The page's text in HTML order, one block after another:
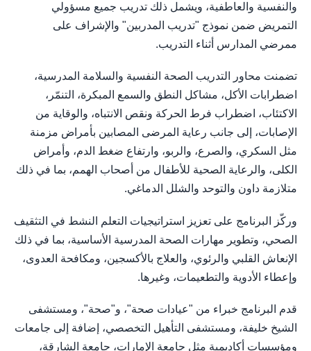
والنفسية والعاطفية، ويشمل ذلك تدريب جميع مسؤولي
التمريض ضمن نموذج "تدريب المدربين" والإشراف على
ممرضي المدارس أثناء التدريب.
تضمنت محاور التدريب الصحة النفسية والسلامة المدرسية،
اضطرابات الأكل، مشاكل النطق والسمع المبكرة، التنمّر،
الاكتئاب، اضطراب فرط الحركة ونقص الانتباه، والوقاية من
الإصابات، إلى جانب رعاية المرضى المصابين بأمراض مزمنة
مثل السكري، والصرع، والربو، وارتفاع ضغط الدم، وأمراض
الكلى، والرعاية الصحية للأطفال من أصحاب الهمم، بما في ذلك
متلازمة داون والتوحد والشلل الدماغي.
وركّز البرنامج على تعزيز استراتيجيات التعلم النشط في التثقيف
الصحي، وتطوير مهارات الصحة المدرسية الأساسية، بما في ذلك
الإنعاش القلبي والرئوي، والعلاج بالأكسجين، ومكافحة العدوى،
وإعطاء الأدوية والتطعيمات، وغيرها.
قدم البرنامج خبراء من "عيادات صحة"، و"صحة"، ومستشفى
الشيخ خليفة، ومستشفى التأهيل التخصصي، إضافة إلى جامعات
ومؤسسات أكاديمية مثل جامعة الإمارات، جامعة الشارقة،